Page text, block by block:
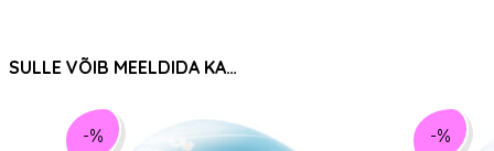
SULLE VÕIB MEELDIDA KA…
-% -%